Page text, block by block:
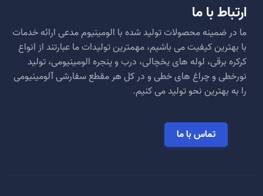
ارتباط با ما
ما در ضمینه محصولات تولید شده با الومینیوم مدعی ارائه خدمات
با بهترین کیفیت می باشیم، مهمترین تولیدات ما عبارتند از انواع
کرکره برقی، لوله های یخچالی، درب و پنجره الومینیومی، تولید
نورخطی و چراغ های خطی و در کل هر مقطع سفارشی آلومینیومی
را به بهترین نحو تولید می کنیم.
تماس با ما